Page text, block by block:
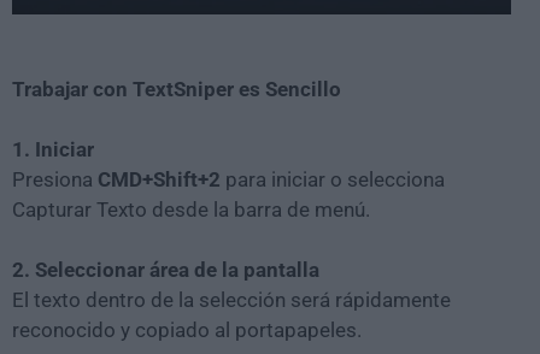
Trabajar con TextSniper es Sencillo
1. Iniciar
Presiona CMD+Shift+2 para iniciar o selecciona
Capturar Texto desde la barra de menú.
2. Seleccionar área de la pantalla
El texto dentro de la selección será rápidamente
reconocido y copiado al portapapeles.